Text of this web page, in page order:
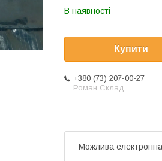
В наявності
Купити
+380 (73) 207-00-27
Роман Склад